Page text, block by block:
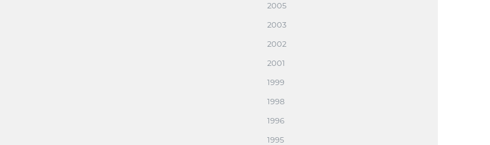
2005
2003
2002
2001
1999
1998
1996
1995